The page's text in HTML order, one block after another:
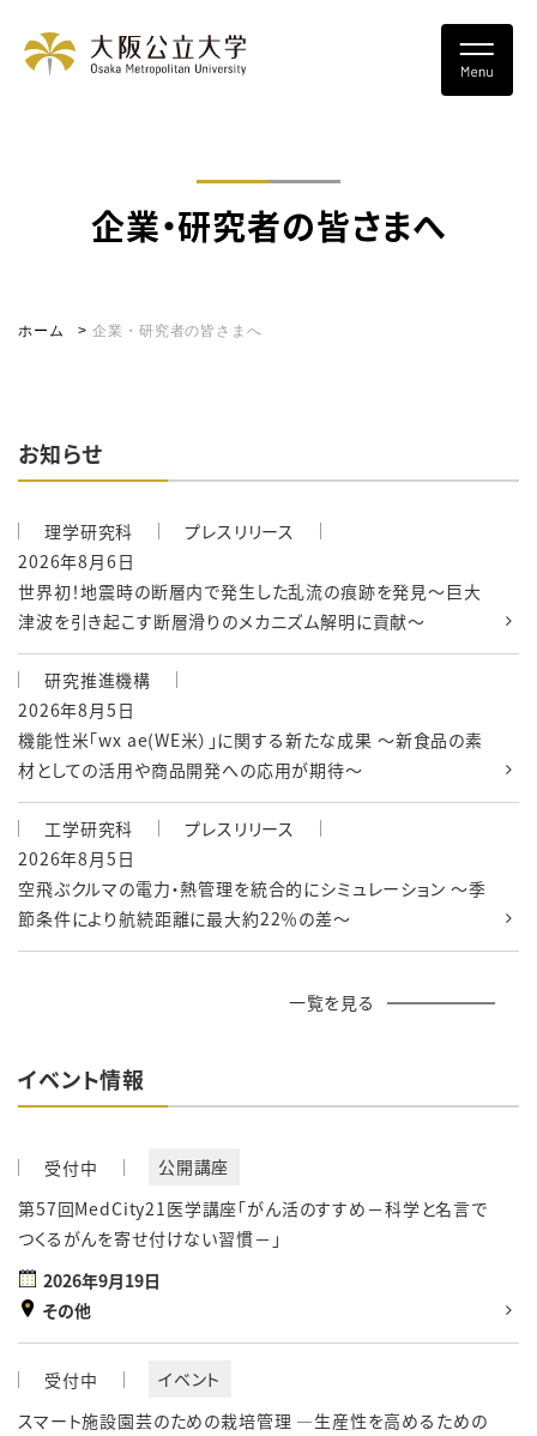
企業・研究者の皆さまへ
ホーム 企業・研究者の皆さまへ
お知らせ
理学研究科
プレスリリース
2026年8月6日
世界初！地震時の断層内で発生した乱流の痕跡を発見～巨大
津波を引き起こす断層滑りのメカニズム解明に貢献～
研究推進機構
2026年8月5日
機能性米「wx ae(WE米）」に関する新たな成果 ～新食品の素
材としての活用や商品開発への応用が期待～
工学研究科
プレスリリース
2026年8月5日
空飛ぶクルマの電力・熱管理を統合的にシミュレーション ～季
節条件により航続距離に最大約22％の差～
一覧を見る
イベント情報
受付中
公開講座
第57回MedCity21医学講座「がん活のすすめ－科学と名言で
つくるがんを寄せ付けない習慣－」
2026年9月19日
その他
受付中
イベント
スマート施設園芸のための栽培管理 ―生産性を高めるための